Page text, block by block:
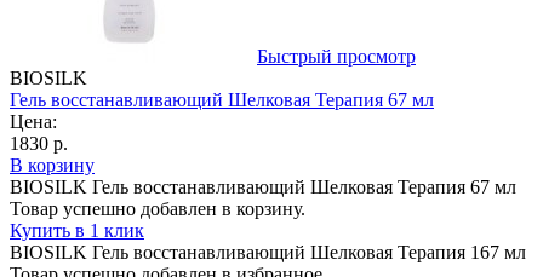
Быстрый просмотр
BIOSILK
Гель восстанавливающий Шелковая Терапия 67 мл
Цена:
1830 р.
В корзину
BIOSILK Гель восстанавливающий Шелковая Терапия 67 мл
Товар успешно добавлен в корзину.
Купить в 1 клик
BIOSILK Гель восстанавливающий Шелковая Терапия 167 мл